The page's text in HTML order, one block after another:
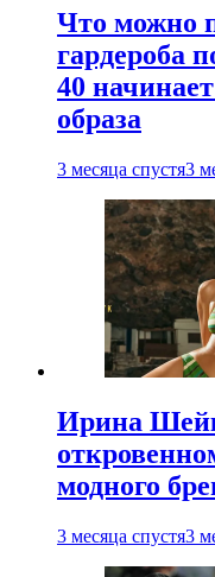
Что можно
гардероба
40
образа
3 месяца спустя3
Ирина
модного
3 месяца спустя3